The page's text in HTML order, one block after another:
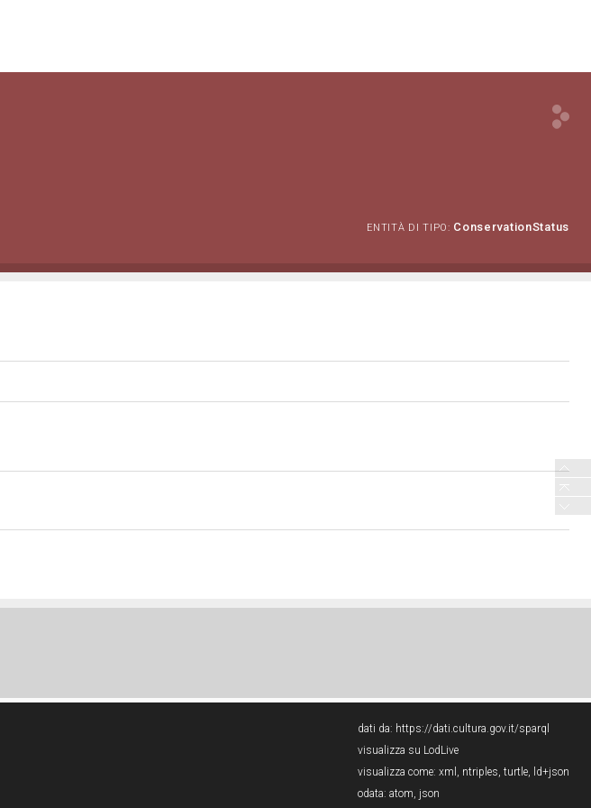
ENTITÀ DI TIPO: ConservationStatus
dati da: https://dati.cultura.gov.it/sparql
visualizza su LodLive
visualizza come: xml , ntriples, turtle, ld+json
odata: atom, json